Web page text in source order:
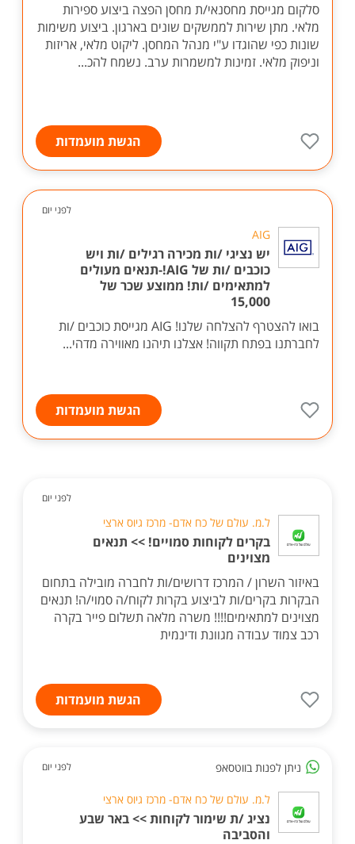
סלקום מגייסת מחסנאי/ת מחסן הפצה ביצוע ספירות
מלאי. מתן שירות לממשקים שונים בארגון. ביצוע משימות
שונות כפי שהוגדו ע"י מנהל המחסן. ליקוט מלאי, אריזות
וניפוק מלאי. זמינות למשמרות ערב. נשמח להכ...
הגשת מועמדות
לפני יום
AIG
יש נציגי /ות מכירה רגילים /ות ויש
כוכבים /ות של AIG!-תנאים מעולים
למתאימים /ות! ממוצע שכר של
15,000
בואו להצטרף להצלחה שלנו! AIG מגייסת כוכבים /ות
לחברתנו בפתח תקווה! אצלנו תיהנו מאווירה מדהי...
הגשת מועמדות
לפני יום
ל.מ. עולם של כח אדם- מרכז גיוס ארצי
בקרים לקוחות סמויים! >> תנאים
מצוינים
באיזור השרון / המרכז דרושים/ות לחברה מובילה בתחום
הבקרות בקרים/ות לביצוע בקרות לקוח/ה סמוי/ה! תנאים
מצוינים למתאימים!!!! משרה מלאה תשלום פייר בקרה
רכב צמוד עבודה מגוונת ודינמית
הגשת מועמדות
ניתן לפנות בווטסאפ לפני יום
ל.מ. עולם של כח אדם- מרכז גיוס ארצי
נציג /ת שימור לקוחות >> באר שבע
והסביבה